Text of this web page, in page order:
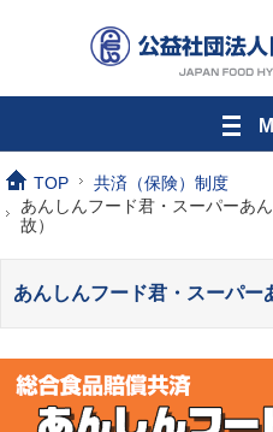
TOP
共済（保険）制度
あんしんフード君・スーパーあ
故）
あんしんフード君・スーパー